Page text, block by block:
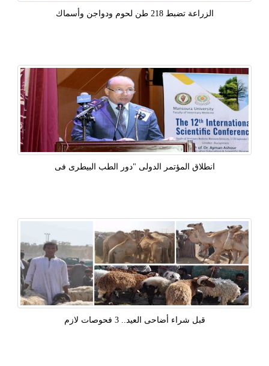
الزراعة تضبط 218 طن لحوم ودواجن وأسماك
انطلاق المؤتمر الدولى "دور الطب البيطرى فى
قبل شراء أضاحى العيد.. 3 فحوصات لازم